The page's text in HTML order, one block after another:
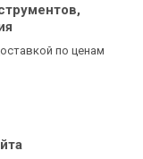
по ценам